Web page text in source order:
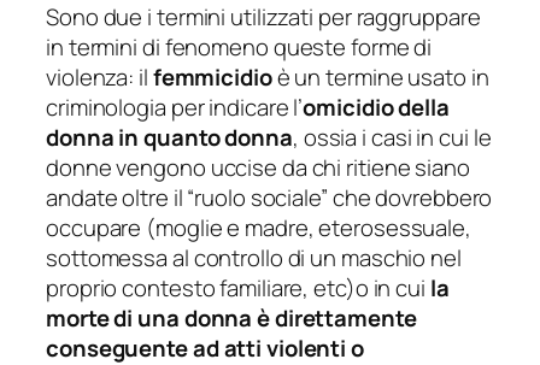
Sono due i termini utilizzati per raggruppare
in termini difenomenoqueste forme di
violenza: ilfemmicidioè un termine usato in
criminologia per indicare l’omicidio della
donna in quanto donna, ossia i casi in cui le
donne vengono uccise da chi ritiene siano
andate oltre il “ruolo sociale” che dovrebbero
occupare (moglie e madre, eterosessuale,
sottomessa al controllo di un maschio nel
proprio contesto familiare, etc)o in cui la
morte di una donna è direttamente
conseguente ad atti violenti o